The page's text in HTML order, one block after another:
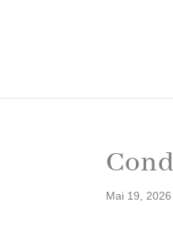
Mai 19, 2026